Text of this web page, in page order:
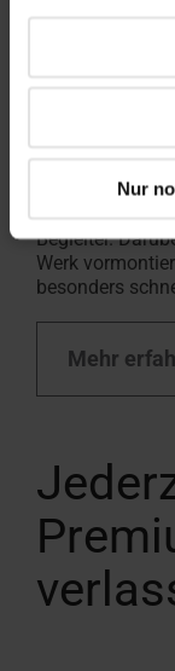
Nur
Die
Mit demRoto
praktische
Begleiter.
Werk
besonders
Mehr